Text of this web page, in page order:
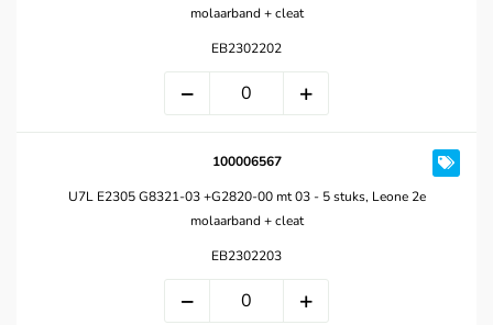
molaarband + cleat
EB2302202
100006567
U7L E2305 G8321-03 +G2820-00 mt 03 - 5 stuks, Leone 2e
molaarband + cleat
EB2302203